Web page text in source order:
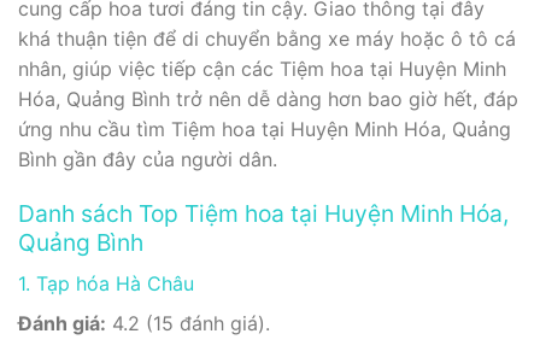
cung cấp hoa tươi đáng tin cậy. Giao thông tại đây
khá thuận tiện để di chuyển bằng xe máy hoặc ô tô cá
nhân, giúp việc tiếp cận các Tiệm hoa tại Huyện Minh
Hóa, Quảng Bình trở nên dễ dàng hơn bao giờ hết, đáp
ứng nhu cầu tìm Tiệm hoa tại Huyện Minh Hóa, Quảng
Bình gần đây của người dân.
Danh sách Top Tiệm hoa tại Huyện Minh Hóa,
Quảng Bình
1. Tạp hóa Hà Châu
Đánh giá: 4.2 (15 đánh giá).